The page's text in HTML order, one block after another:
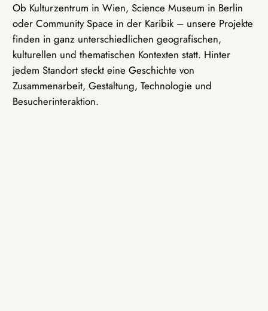
Ob Kulturzentrum in Wien, Science Museum in Berlin
oder Community Space in der Karibik – unsere Projekte
finden in ganz unterschiedlichen geografischen,
kulturellen und thematischen Kontexten statt. Hinter
jedem Standort steckt eine Geschichte von
Zusammenarbeit, Gestaltung, Technologie und
Besucherinteraktion.